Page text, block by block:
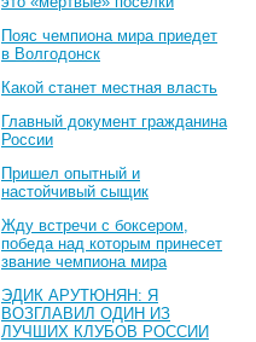
Пояс чемпиона мира приедет
в Волгодонск
Какой станет местная власть
Главный документ гражданина
России
Пришел опытный и
настойчивый сыщик
Жду встречи с боксером,
победа над которым принесет
звание чемпиона мира
ЭДИК АРУТЮНЯН: Я
ВОЗГЛАВИЛ ОДИН ИЗ
ЛУЧШИХ КЛУБОВ РОССИИ